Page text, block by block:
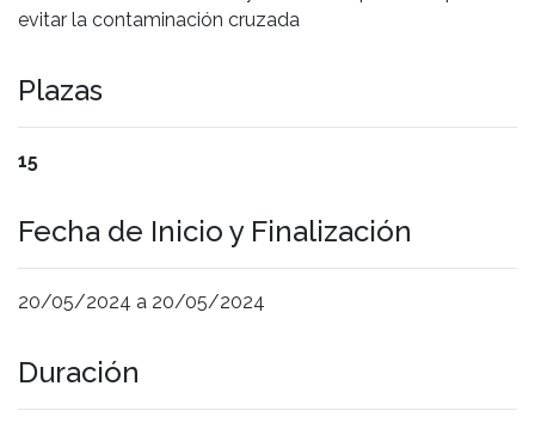
evitar la contaminación cruzada
Plazas
15
Fecha de Inicio y Finalización
20/05/2024 a 20/05/2024
Duración